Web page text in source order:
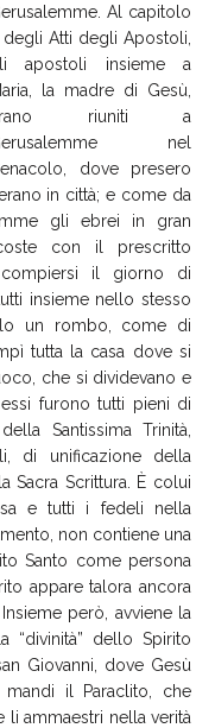
Al capitolo
degli Atti degli Apostoli,
apostoli insieme a
la madre di Gesù,
riuniti a
nel
dove presero
in città; e come da
gli ebrei in gran
con il prescritto
compiersi il giorno di
insieme nello stesso
un rombo, come di
tutta la casa dove si
che si dividevano e
furono tutti pieni di
Santissima Trinità,
di unificazione della
Sacra Scrittura. È colui
e tutti i fedeli nella
non contiene una
Santo come persona
appare talora ancora
però, avviene la
“divinità” dello Spirito
Giovanni, dove Gesù
il Paraclito, che
ammaestri nella verità